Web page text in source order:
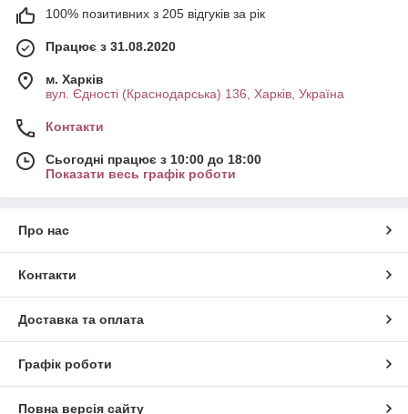
100% позитивних з 205 відгуків за рік
Працює з 31.08.2020
м. Харків
вул. Єдності (Краснодарська) 136, Харків, Україна
Контакти
Сьогодні працює з 10:00 до 18:00
Показати весь графік роботи
Про нас
Контакти
Доставка та оплата
Графік роботи
Повна версія сайту